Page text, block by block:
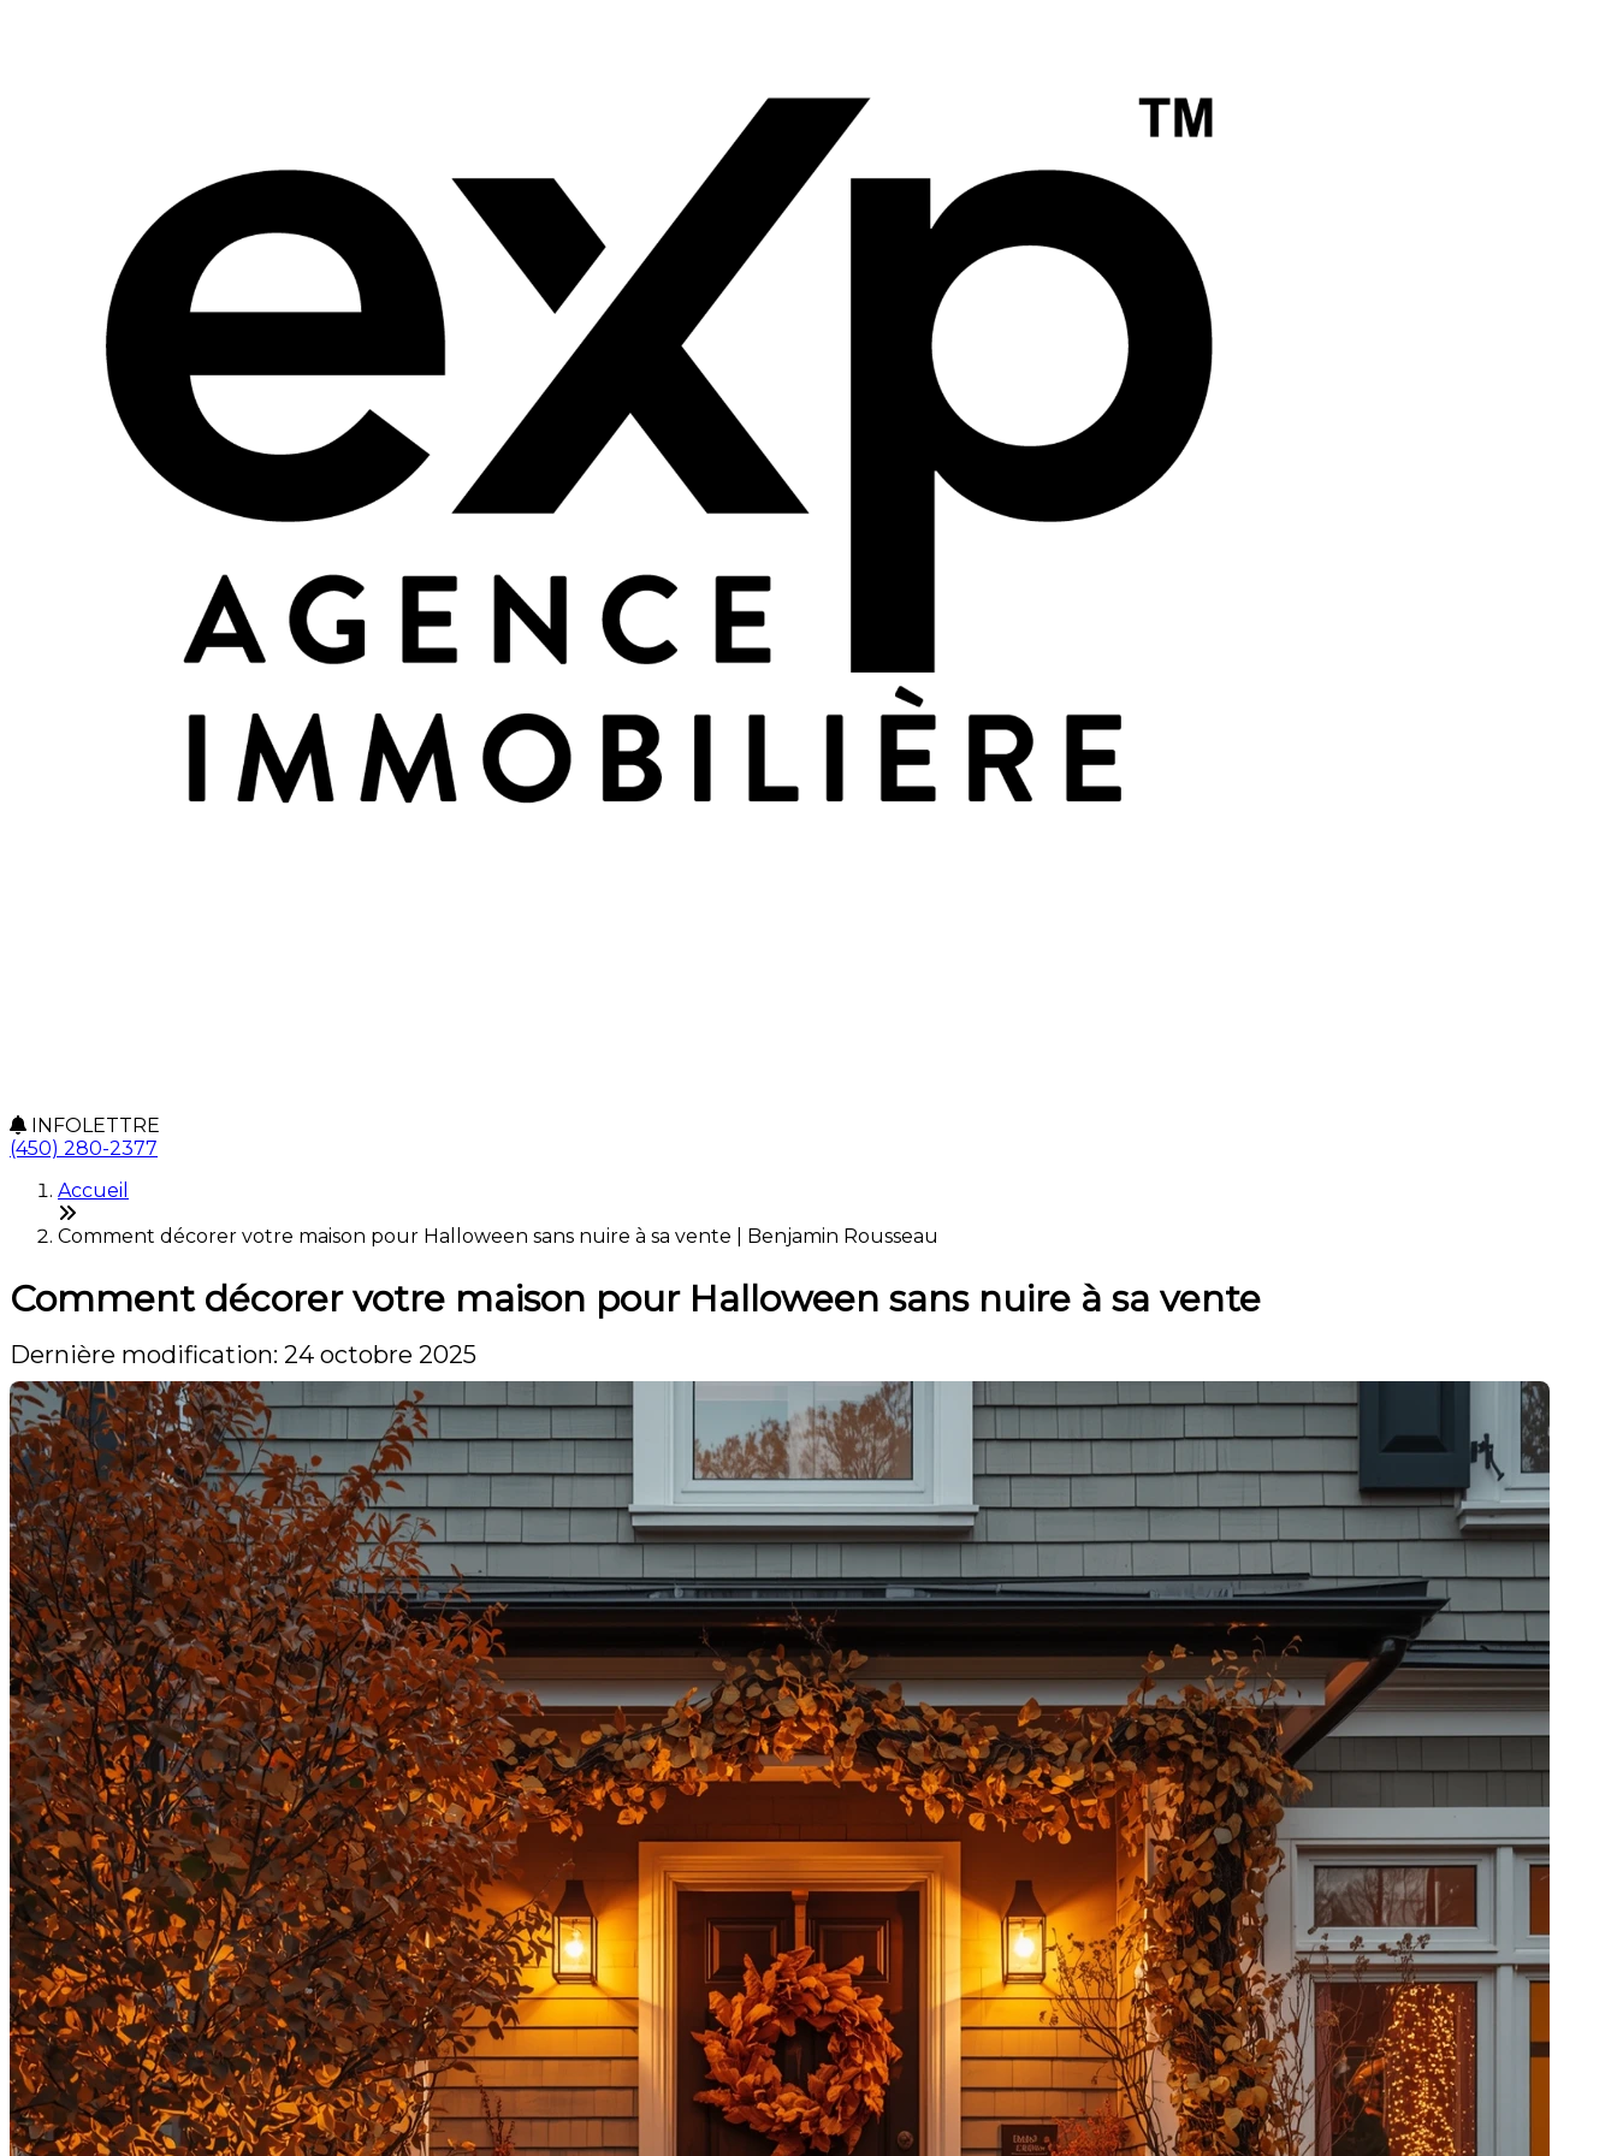
INFOLETTRE
(450) 280-2377
Accueil
Comment décorer votre maison pour Halloween sans nuire à sa vente | Benjamin Rousseau
Comment décorer votre maison pour Halloween sans nuire à sa vente
Dernière modification: 24 octobre 2025